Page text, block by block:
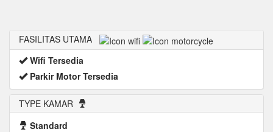
FASILITAS UTAMA
Wifi Tersedia
Parkir Motor Tersedia
TYPE KAMAR
Standard